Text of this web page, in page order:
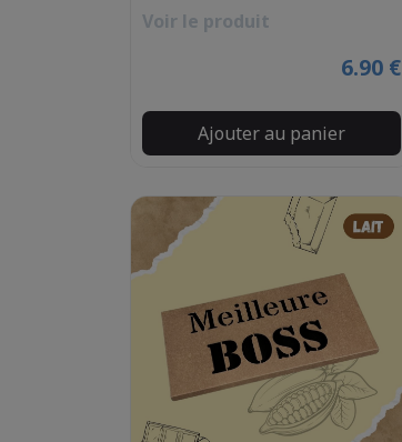
Voir le produit
6.90 €
Ajouter au panier